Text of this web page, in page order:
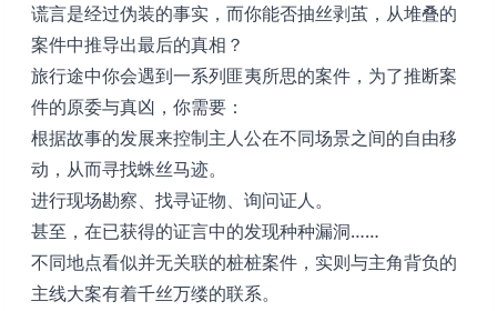
谎言是经过伪装的事实，而你能否抽丝剥茧，从堆叠的
案件中推导出最后的真相？
旅行途中你会遇到一系列匪夷所思的案件，为了推断案
件的原委与真凶，你需要：
根据故事的发展来控制主人公在不同场景之间的自由移
动，从而寻找蛛丝马迹。
进行现场勘察、找寻证物、询问证人。
甚至，在已获得的证言中的发现种种漏洞……
不同地点看似并无关联的桩桩案件，实则与主角背负的
主线大案有着千丝万缕的联系。